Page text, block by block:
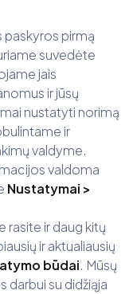
paskyros pirmą
suvedėte
jais
ir jūsų
nustatyti norimą
ir
valdyme.
valdoma
Nustatymai >
rasite ir daug kitų
ir aktualiausių
būdai. Mūsų
darbui su didžiąja